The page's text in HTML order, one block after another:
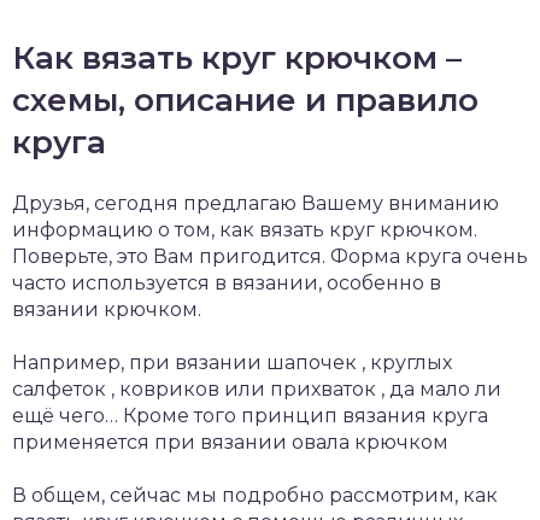
Как вязать круг крючком –
схемы, описание и правило
круга
Друзья, сегодня предлагаю Вашему вниманию
информацию о том, как вязать круг крючком.
Поверьте, это Вам пригодится. Форма круга очень
часто используется в вязании, особенно в
вязании крючком.
Например, при вязании шапочек , круглых
салфеток , ковриков или прихваток , да мало ли
ещё чего… Кроме того принцип вязания круга
применяется при вязании овала крючком
В общем, сейчас мы подробно рассмотрим, как